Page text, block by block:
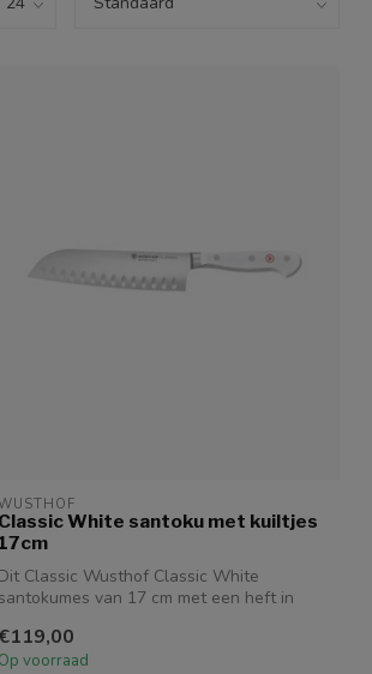
Classic White santoku met kuiltjes
17cm
Dit Classic Wusthof Classic White
santokumes van 17 cm met een heft in
€119,00
Op voorraad